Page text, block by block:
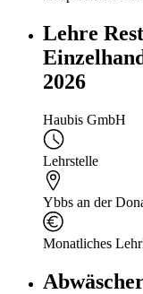
Lehre
2026
Haubis GmbH
Lehrstelle
Ybbs an der
Monatliches